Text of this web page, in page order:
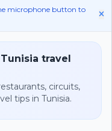
microphone button to
travel
circuits,
tips in Tunisia.